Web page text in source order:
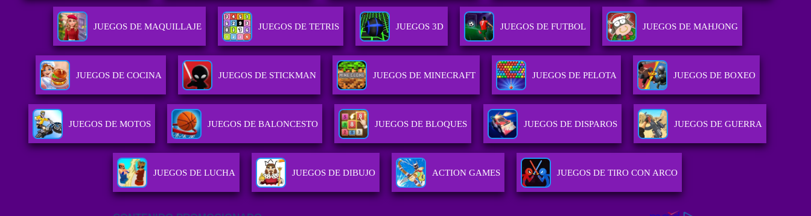
JUEGOS DE MAQUILLAJE JUEGOS DE TETRIS JUEGOS 3D JUEGOS DE FUTBOL JUEGOS DE MAHJONG
JUEGOS DE COCINA JUEGOS DE STICKMAN JUEGOS DE MINECRAFT JUEGOS DE PELOTA JUEGOS DE BOXEO
JUEGOS DE MOTOS JUEGOS DE BALONCESTO JUEGOS DE BLOQUES JUEGOS DE DISPAROS JUEGOS DE GUERRA
JUEGOS DE LUCHA JUEGOS DE DIBUJO ACTION GAMES JUEGOS DE TIRO CON ARCO